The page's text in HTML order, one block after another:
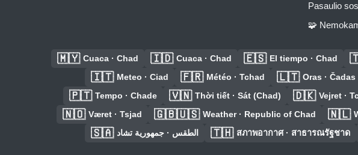
Pasaulio
🧩
🇲🇾 Cuaca · Chad 🇮🇩 Cuaca · Chad 🇪🇸 El tiempo · Chad
🇮🇹 Meteo · Ciad 🇫🇷 Météo · Tchad 🇱🇹 Oras · Čadas
🇵🇹 Tempo · Chade 🇻🇳 Thời tiết · Sát (Chad) 🇩🇰 Vejret ·
🇳🇴 Været · Tsjad 🇬🇧🇺🇸 Weather · Republic of Chad 🇳🇱
🇸🇦 الطقس · جمهورية تشاد 🇹🇭 สภาพอากาศ · สาธารณรัฐชาด